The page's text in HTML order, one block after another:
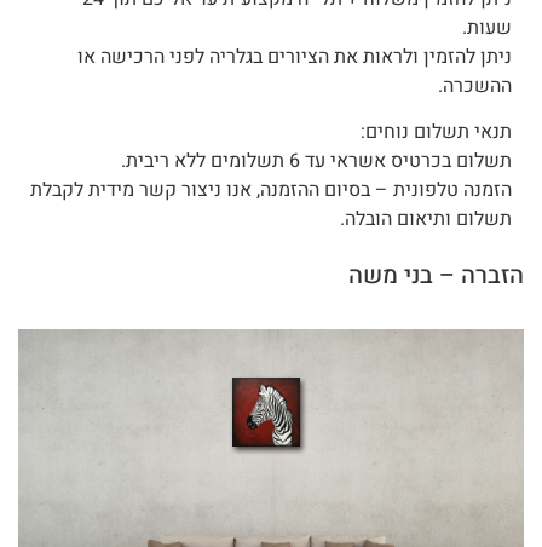
שעות.
ניתן להזמין ולראות את הציורים בגלריה לפני הרכישה או
ההשכרה.
תנאי תשלום נוחים:
תשלום בכרטיס אשראי עד 6 תשלומים ללא ריבית.
הזמנה טלפונית – בסיום ההזמנה, אנו ניצור קשר מידית לקבלת
תשלום ותיאום הובלה.
הזברה – בני משה